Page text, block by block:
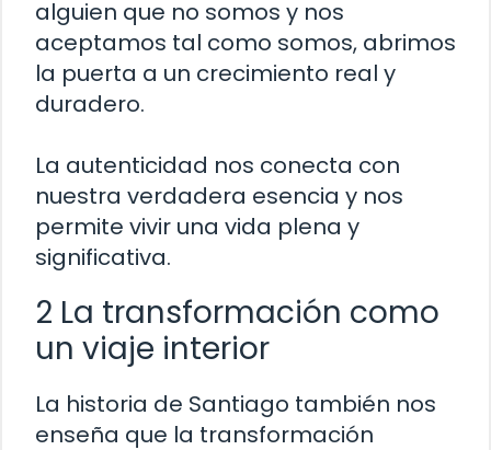
alguien que no somos y nos
aceptamos tal como somos, abrimos
la puerta a un crecimiento real y
duradero.
La autenticidad nos conecta con
nuestra verdadera esencia y nos
permite vivir una vida plena y
significativa.
2 La transformación como
un viaje interior
La historia de Santiago también nos
enseña que la transformación